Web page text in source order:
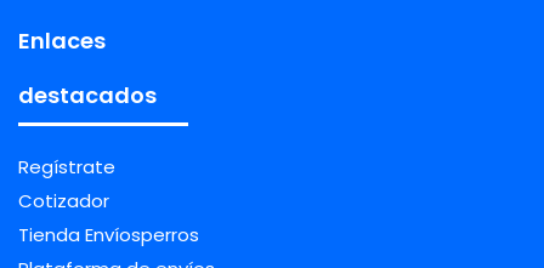
Enlaces
destacados
Regístrate
Cotizador
Tienda Envíosperros